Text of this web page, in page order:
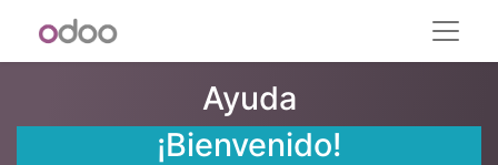
Ayuda
¡Bienvenido!